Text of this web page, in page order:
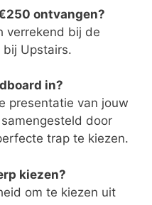
ontvangen?
verrekend bij de
bij Upstairs.
in?
presentatie van jouw
door
trap te kiezen.
kiezen?
om te kiezen uit